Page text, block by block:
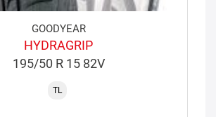
GOODYEAR
HYDRAGRIP
195/50 R 15 82V
TL